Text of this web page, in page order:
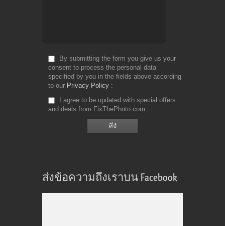
By submitting the form you give us your
consent to process the personal data
specified by you in the fields above according
to our Privacy Policy
I agree to be updated with special offers
and deals from FixThePhoto.com
ส่งข้อความถึงเราบน Facebook